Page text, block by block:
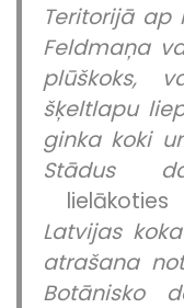
Teritorijā ap
Feldmaņa
plūškoks,
šķeltlapu
ginka koki
Stādus
lielākoties
Latvijas
atrašana
Botānisko